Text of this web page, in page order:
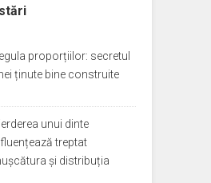
proporțiilor: secretul
ținute bine construite
unui dinte
treptat
și distribuția